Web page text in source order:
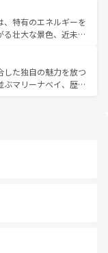
コーヒーなどは、ぜ
れてもあたたかい人々
忘れられない旅にな
ンマイなどの山岳地
ケットやクラビの美し
ができる。タイ料理
節にも異なる楽しみ
人々、仏教を中心とし
れる旅人を魅了し続
、特有のエネルギーを
壮大な景色、近未来
光スポットが密集し
のも魅力。息をのむよ
を存分に楽しみ尽く
した独自の魅力を放つ
マリーナベイ、歴史
る外せないスポット